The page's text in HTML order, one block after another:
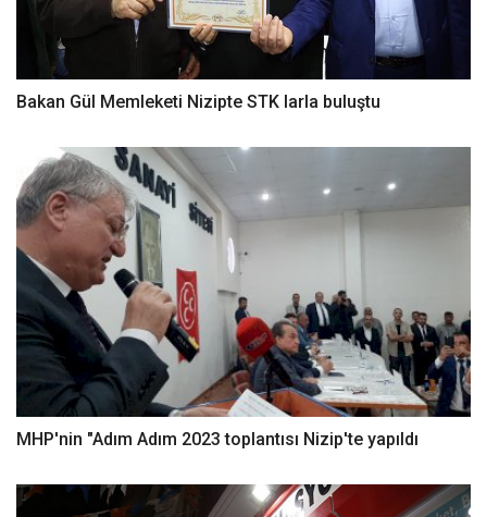
Bakan Gül Memleketi Nizipte STK larla buluştu
MHP'nin "Adım Adım 2023 toplantısı Nizip'te yapıldı